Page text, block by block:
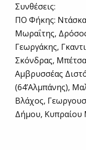
Συνθέσεις:
ΠΟ Φήκης:
Μωραΐτης,
Γεωργάκης,
Σκόνδρας,
Αμβρυσσέας
(64’Αλμπάνης),
Βλάχος,
Δήμου, Κυπραίου